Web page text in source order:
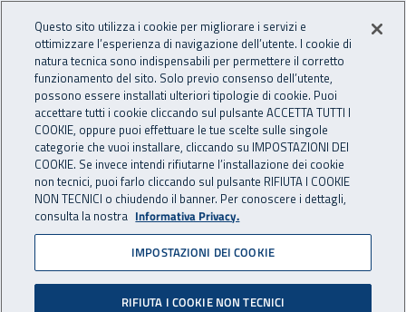
INAIL - Istituto Nazionale
Apri cerca
Navigazione principale
Navigazione - Ti trovi in:
Home For international visitors
Deutsch
Aufgaben und Dienstleistungen der Inail
Rehabilitation und
Wiedereingliederung
Rehabilitation und
Wiedereingliederung
Questo sito utilizza i cookie per migliorare i servizi e
ottimizzare l’esperienza di navigazione dell’utente. I cookie di
natura tecnica sono indispensabili per permettere il corretto
funzionamento del sito. Solo previo consenso dell’utente,
possono essere installati ulteriori tipologie di cookie. Puoi
accettare tutti i cookie cliccando sul pulsante ACCETTA TUTTI I
COOKIE, oppure puoi effettuare le tue scelte sulle singole
categorie che vuoi installare, cliccando su IMPOSTAZIONI DEI
COOKIE. Se invece intendi rifiutarne l’installazione dei cookie
non tecnici, puoi farlo cliccando sul pulsante RIFIUTA I COOKIE
NON TECNICI o chiudendo il banner. Per conoscere i dettagli,
consulta la nostra Informativa Privacy.
IMPOSTAZIONI DEI COOKIE
RIFIUTA I COOKIE NON TECNICI